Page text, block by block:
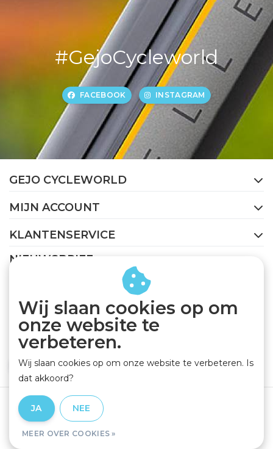
#GejoCycleworld
FACEBOOK INSTAGRAM
GEJO CYCLEWORLD
MIJN ACCOUNT
KLANTENSERVICE
NIEUWSBRIEF
Abonneer je op onze nieuwsbrief om op de hoogte te
ABONNEER
Algemene voorwaarden
Wij slaan cookies op om
onze website te
verbeteren.
Wij slaan cookies op om onze website te verbeteren. Is
dat akkoord?
JA NEE
MEER OVER COOKIES »